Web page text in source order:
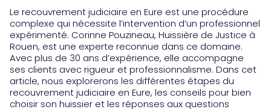
Le recouvrement judiciaire en Eure est une procédure
complexe qui nécessite l’intervention d’un professionnel
expérimenté. Corinne Pouzineau, Huissière de Justice à
Rouen, est une experte reconnue dans ce domaine.
Avec plus de 30 ans d’expérience, elle accompagne
ses clients avec rigueur et professionnalisme. Dans cet
article, nous explorerons les différentes étapes du
recouvrement judiciaire en Eure, les conseils pour bien
choisir son huissier et les réponses aux questions